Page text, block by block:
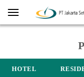
Menu Home
HOTEL